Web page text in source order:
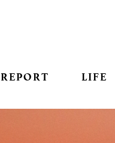
REPORT LIFE